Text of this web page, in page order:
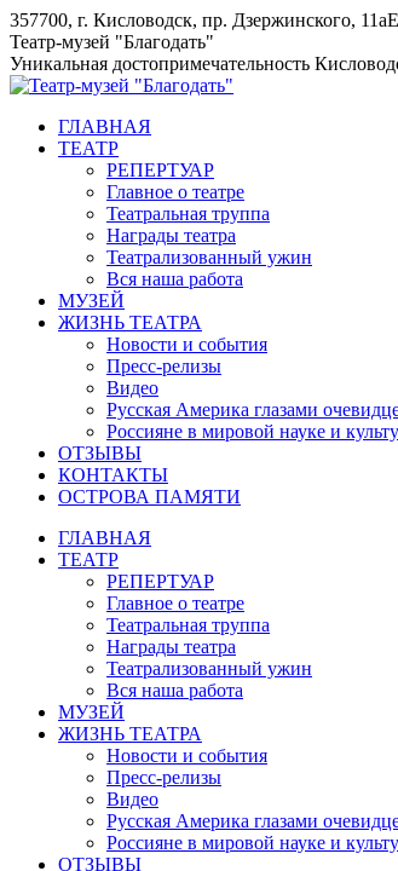
Skip
to
content
357700, г. Кисловодск, пр. Дзержинского, 11а
Instagram
page
opens
new
window
Telegram
page
opens
new
window
Театр-музей "Благодать"
Уникальная достопримечательность
ГЛАВНАЯ
ТЕАТР
РЕПЕРТУАР
Главное о театре
Театральная труппа
Награды театра
Театрализованный ужин
Вся наша работа
МУЗЕЙ
ЖИЗНЬ ТЕАТРА
Новости и события
Пресс-релизы
Видео
Русская Америка глазами
Россияне в мировой науке и
ОТЗЫВЫ
КОНТАКТЫ
ОСТРОВА ПАМЯТИ
ГЛАВНАЯ
ТЕАТР
РЕПЕРТУАР
Главное о театре
Театральная труппа
Награды театра
Театрализованный ужин
Вся наша работа
МУЗЕЙ
ЖИЗНЬ ТЕАТРА
Новости и события
Пресс-релизы
Видео
Русская Америка глазами
Россияне в мировой науке и
ОТЗЫВЫ